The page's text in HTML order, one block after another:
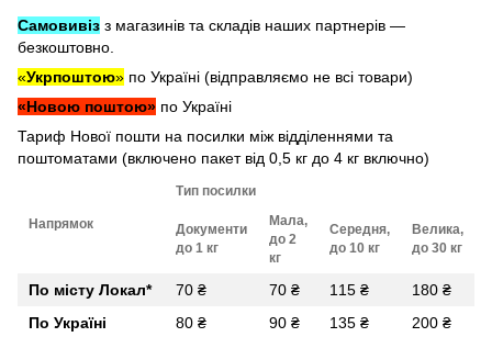
Самовивіз з магазинів та складів наших партнерів —
безкоштовно.
«Укрпоштою» по Україні (відправляємо не всі товари)
«Новою поштою» по Україні
Тариф Нової пошти на посилки між відділеннями та
поштоматами (включено пакет від 0,5 кг до 4 кг включно)
Напрямок
Тип посилки
Документи
до 1 кг
Мала,
до 2
кг
Середня,
до 10 кг
Велика,
до 30 кг
По місту Локал* 70 ₴ 70 ₴ 115 ₴
180 ₴
По Україні
80 ₴ 90 ₴ 135 ₴
200 ₴